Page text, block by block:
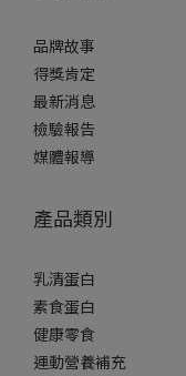
品牌故事
得獎肯定
最新消息
檢驗報告
媒體報導
產品類別
乳清蛋白
素食蛋白
健康零食
運動營養補充